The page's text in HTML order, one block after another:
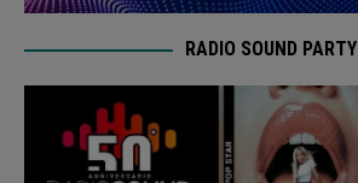
RADIO SOUND PARTY